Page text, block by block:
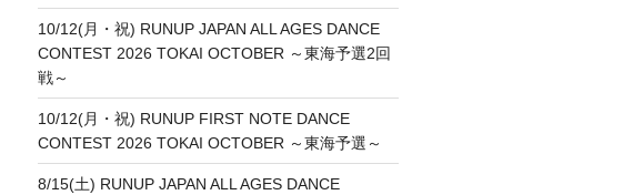
10/12(月・祝) RUNUP JAPAN ALL AGES DANCE
CONTEST 2026 TOKAI OCTOBER ～東海予選2回
戦～
10/12(月・祝) RUNUP FIRST NOTE DANCE
CONTEST 2026 TOKAI OCTOBER ～東海予選～
8/15(土) RUNUP JAPAN ALL AGES DANCE